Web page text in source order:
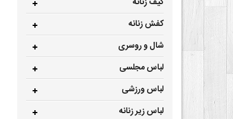
کفش زنانه
شال و روسری
لباس مجلسی
لباس ورزشی
لباس زیر زنانه